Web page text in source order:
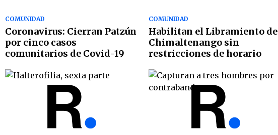
COMUNIDAD
Coronavirus: Cierran Patzún
por cinco casos
comunitarios de Covid-19
COMUNIDAD
Habilitan el Libramiento de
Chimaltenango sin
restricciones de horario